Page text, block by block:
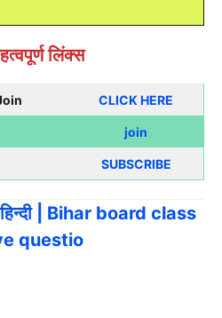
लिंक्स
CLICK HERE
join
SUBSCRIBE
हिन्दी | Bihar board class
questio